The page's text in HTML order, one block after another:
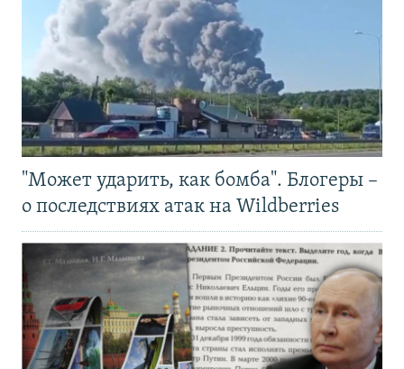
"Может ударить, как бомба". Блогеры –
о последствиях атак на Wildberries